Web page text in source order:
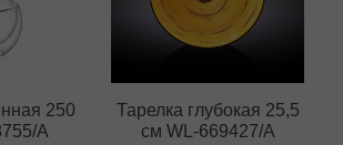
250
A
Тарелка глубокая 25,5
см WL‑669427/A